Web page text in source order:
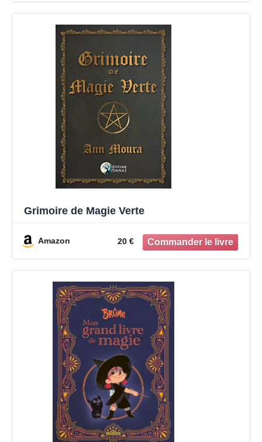
Grimoire de Magie Verte
Amazon 20 €